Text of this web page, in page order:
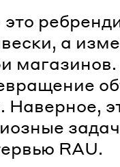
а
Наверное,
RAU.